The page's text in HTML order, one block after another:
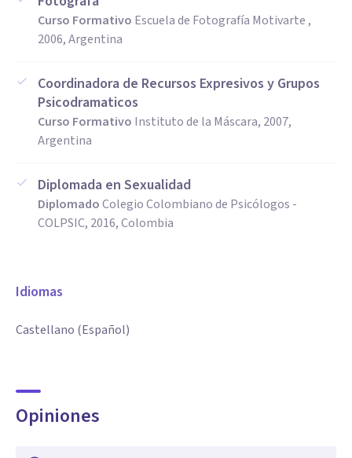
Curso Formativo Escuela de Fotografía Motivarte ,
2006, Argentina
Coordinadora de Recursos Expresivos y Grupos
Psicodramaticos
Curso Formativo Instituto de la Máscara, 2007,
Argentina
Diplomada en Sexualidad
DiplomadoColegio Colombiano de Psicólogos -
COLPSIC, 2016, Colombia
Idiomas
Castellano (Español)
Opiniones